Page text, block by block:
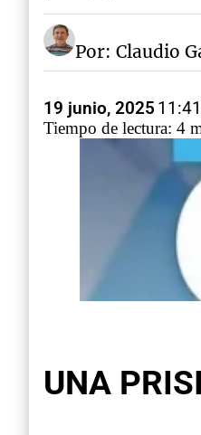
Por: Claudio
19 junio, 2025
Tiempo de lectura: 4
UNA